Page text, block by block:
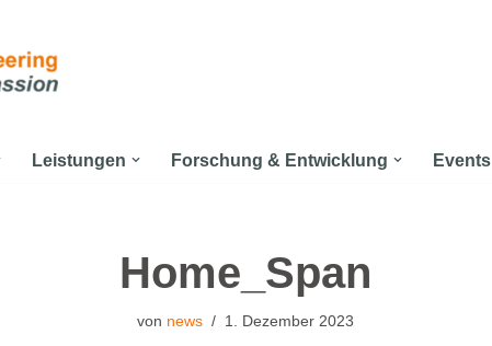
Leistungen Forschung & Entwicklung Events
Home_Span
von news 1. Dezember 2023